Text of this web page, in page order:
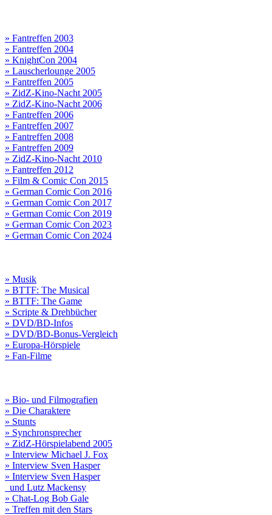
» Fantreffen 2003
» Fantreffen 2004
» KnightCon 2004
» Lauscherlounge 2005
» Fantreffen 2005
» ZidZ-Kino-Nacht 2005
» ZidZ-Kino-Nacht 2006
» Fantreffen 2006
» Fantreffen 2007
» Fantreffen 2008
» Fantreffen 2009
» ZidZ-Kino-Nacht 2010
» Fantreffen 2012
» Film & Comic Con 2015
» German Comic Con 2016
» German Comic Con 2017
» German Comic Con 2019
» German Comic Con 2023
» German Comic Con 2024
» Musik
» BTTF: The Musical
» BTTF: The Game
» Scripte & Drehbücher
» DVD/BD-Infos
» DVD/BD-Bonus-Vergleich
» Europa-Hörspiele
» Fan-Filme
» Bio- und Filmografien
» Die Charaktere
» Stunts
» Synchronsprecher
» ZidZ-Hörspielabend 2005
» Interview Michael J. Fox
» Interview Sven Hasper
» Interview Sven Hasper
und Lutz Mackensy
» Chat-Log Bob Gale
» Treffen mit den Stars